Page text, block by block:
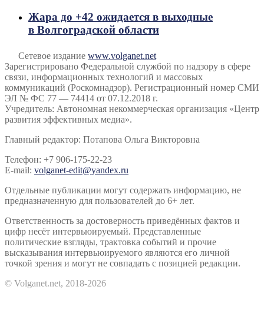
Жара до +42 ожидается в выходные
в Волгоградской области
Сетевое издание www.volganet.net
Зарегистрировано Федеральной службой по надзору в сфере
связи, информационных технологий и массовых
коммуникаций (Роскомнадзор). Регистрационный номер СМИ
ЭЛ № ФС 77 — 74414 от 07.12.2018 г.
Учредитель: Автономная некоммерческая организация «Центр
развития эффективных медиа».
Главный редактор: Потапова Ольга Викторовна
Телефон: +7 906-175-22-23
E-mail: volganet-edit@yandex.ru
Отдельные публикации могут содержать информацию, не
предназначенную для пользователей до 6+ лет.
Ответственность за достоверность приведённых фактов и
цифр несёт интервьюируемый. Представленные
политические взгляды, трактовка событий и прочие
высказывания интервьюируемого являются его личной
точкой зрения и могут не совпадать с позицией редакции.
© Volganet.net, 2018-2026